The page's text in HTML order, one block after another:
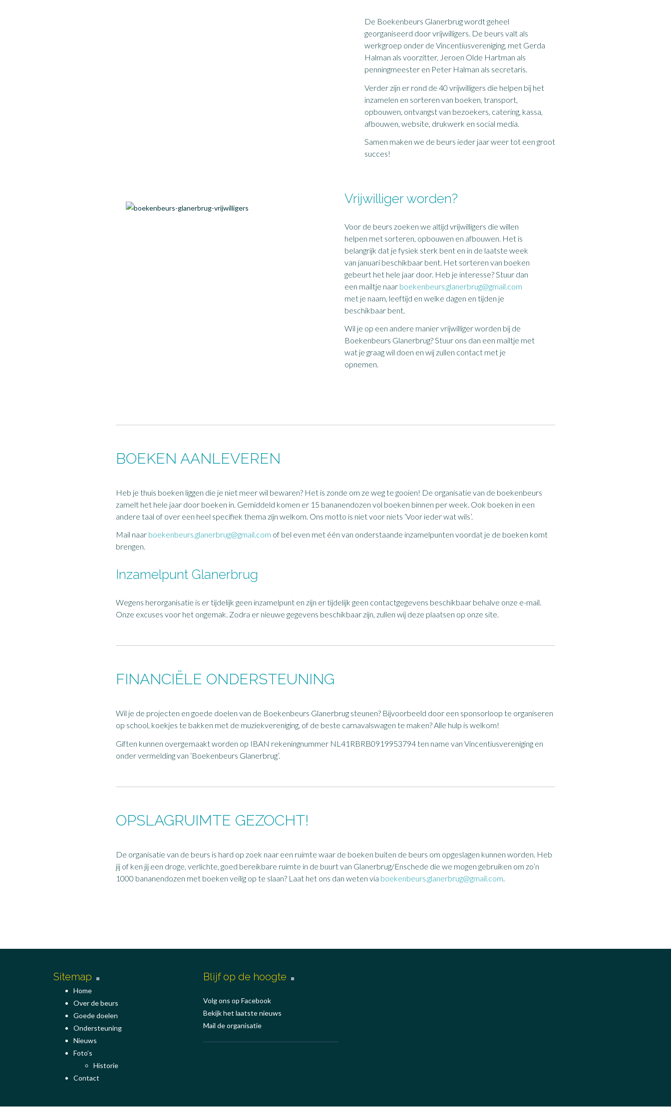
De Boekenbeurs Glanerbrug wordt geheel
georganiseerd door vrijwilligers. De beurs valt als
werkgroep onder de Vincentiusvereniging, met Gerda
Halman als voorzitter, Jeroen Olde Hartman als
penningmeester en Peter Halman als secretaris.
Verder zijn er rond de 40 vrijwilligers die helpen bij het
inzamelen en sorteren van boeken, transport,
opbouwen, ontvangst van bezoekers, catering, kassa,
afbouwen, website, drukwerk en social media.
Samen maken we de beurs ieder jaar weer tot een groot
succes!
Vrijwilliger worden?
Voor de beurs zoeken we altijd vrijwilligers die willen
helpen met sorteren, opbouwen en afbouwen. Het is
belangrijk dat je fysiek sterk bent en in de laatste week
van januari beschikbaar bent. Het sorteren van boeken
gebeurt het hele jaar door. Heb je interesse? Stuur dan
een mailtje naar boekenbeurs.glanerbrug@gmail.com
met je naam, leeftijd en welke dagen en tijden je
beschikbaar bent.
Wil je op een andere manier vrijwilliger worden bij de
Boekenbeurs Glanerbrug? Stuur ons dan een mailtje met
wat je graag wil doen en wij zullen contact met je
opnemen.
BOEKEN AANLEVEREN
Heb je thuis boeken liggen die je niet meer wil bewaren? Het is zonde om ze weg te gooien! De organisatie van de boekenbeurs
zamelt het hele jaar door boeken in. Gemiddeld komen er 15 bananendozen vol boeken binnen per week. Ook boeken in een
andere taal of over een heel specifiek thema zijn welkom. Ons motto is niet voor niets ‘Voor ieder wat wils’.
Mail naar boekenbeurs.glanerbrug@gmail.com of bel even met één van onderstaande inzamelpunten voordat je de boeken komt
brengen.
Inzamelpunt Glanerbrug
Wegens herorganisatie is er tijdelijk geen inzamelpunt en zijn er tijdelijk geen contactgegevens beschikbaar behalve onze e-mail.
Onze excuses voor het ongemak. Zodra er nieuwe gegevens beschikbaar zijn, zullen wij deze plaatsen op onze site.
FINANCIËLE ONDERSTEUNING
Wil je de projecten en goede doelen van de Boekenbeurs Glanerbrug steunen? Bijvoorbeeld door een sponsorloop te organiseren
op school, koekjes te bakken met de muziekvereniging, of de beste carnavalswagen te maken? Alle hulp is welkom!
Giften kunnen overgemaakt worden op IBAN rekeningnummer NL41RBRB0919953794 ten name van Vincentiusvereniging en
onder vermelding van ‘Boekenbeurs Glanerbrug’.
OPSLAGRUIMTE GEZOCHT!
De organisatie van de beurs is hard op zoek naar een ruimte waar de boeken buiten de beurs om opgeslagen kunnen worden. Heb
jij of ken jij een droge, verlichte, goed bereikbare ruimte in de buurt van Glanerbrug/Enschede die we mogen gebruiken om zo’n
1000 bananendozen met boeken veilig op te slaan? Laat het ons dan weten via boekenbeurs.glanerbrug@gmail.com
Sitemap
Home
Over de beurs
Goede doelen
Ondersteuning
Nieuws
Foto’s
Historie
Contact
Blijf op de hoogte
Volg ons op Facebook
Bekijk het laatste nieuws
Mail de organisatie